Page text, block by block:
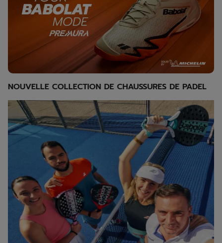
NOUVELLE COLLECTION DE CHAUSSURES DE PADEL
Discover our rackets